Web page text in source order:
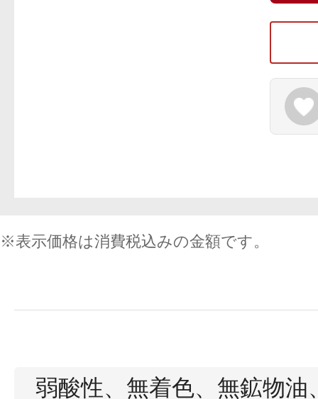
※表示価格は消費税込みの金額です。
弱酸性、無着色、無鉱物